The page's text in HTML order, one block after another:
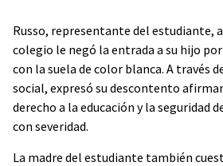
Russo, representante del estudiante,
colegio le negó la entrada a su hijo
con la suela de color blanca. A través
social, expresó su descontento
derecho a la educación y la seguridad
con severidad.
La madre del estudiante también